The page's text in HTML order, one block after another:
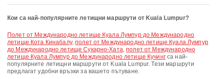
Кои са най-популярните летищни маршрути от Kuala Lumpur?
полет от Международно летище Куала Лумпур до Международно
летище Кота Кинабалу,полет от Международно летище Куала Лумпур
до Международно летище Сукарно-Хата,полет от Международно
летище Куала Лумпур до Международно летище Кучингса най-
популярните летищни маршрути от Kuala Lumpur. Тези маршрути
предлагат удобни връзки за вашето пътуване.